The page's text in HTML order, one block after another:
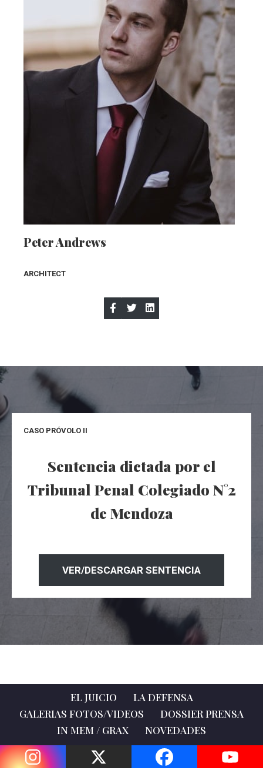
Peter Andrews
ARCHITECT
CASO PRÓVOLO II
Sentencia dictada por el
Tribunal Penal Colegiado N°2
de Mendoza
VER/DESCARGAR SENTENCIA
EL JUICIO
LA DEFENSA
GALERIAS FOTOS/VIDEOS
DOSSIER PRENSA
IN MEM / GRAX
NOVEDADES
| Creado por
WordPress